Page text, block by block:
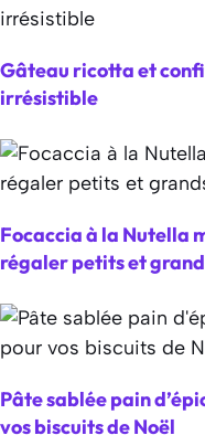
Gâteau ricotta et
irrésistible
Focaccia à la Nutella
régaler petits et
Pâte sablée pain
vos biscuits de Noël